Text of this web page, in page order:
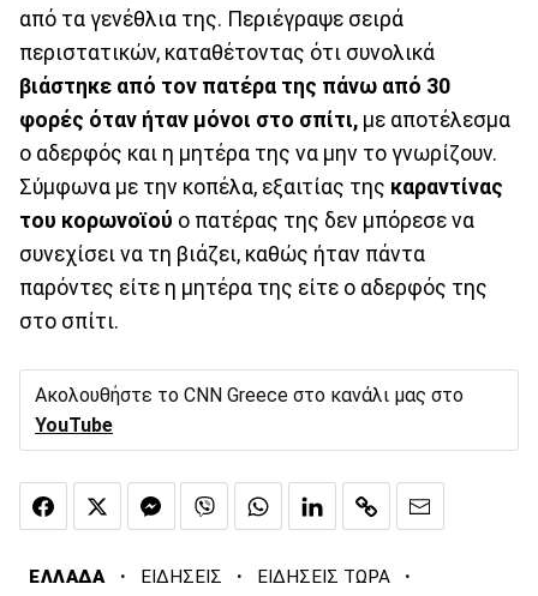
από τα γενέθλια της. Περιέγραψε σειρά
περιστατικών, καταθέτοντας ότι συνολικά
βιάστηκε από τον πατέρα της πάνω από 30
φορές όταν ήταν μόνοι στο σπίτι, με αποτέλεσμα
ο αδερφός και η μητέρα της να μην το γνωρίζουν.
Σύμφωνα με την κοπέλα, εξαιτίας της καραντίνας
του κορωνοϊού ο πατέρας της δεν μπόρεσε να
συνεχίσει να τη βιάζει, καθώς ήταν πάντα
παρόντες είτε η μητέρα της είτε ο αδερφός της
στο σπίτι.
Ακολουθήστε το CNN Greece στο κανάλι μας στο
YouTube
ΕΛΛΑΔΑ · ΕΙΔΗΣΕΙΣ · ΕΙΔΗΣΕΙΣ ΤΩΡΑ ·